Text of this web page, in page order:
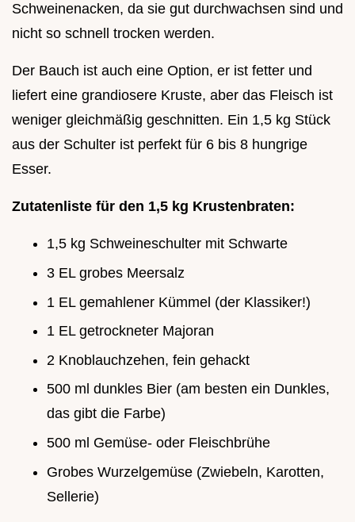
Schweinenacken, da sie gut durchwachsen sind und
nicht so schnell trocken werden.
Der Bauch ist auch eine Option, er ist fetter und
liefert eine grandiosere Kruste, aber das Fleisch ist
weniger gleichmäßig geschnitten. Ein 1,5 kg Stück
aus der Schulter ist perfekt für 6 bis 8 hungrige
Esser.
Zutatenliste für den 1,5 kg Krustenbraten:
1,5 kg Schweineschulter mit Schwarte
3 EL grobes Meersalz
1 EL gemahlener Kümmel (der Klassiker!)
1 EL getrockneter Majoran
2 Knoblauchzehen, fein gehackt
500 ml dunkles Bier (am besten ein Dunkles,
das gibt die Farbe)
500 ml Gemüse- oder Fleischbrühe
Grobes Wurzelgemüse (Zwiebeln, Karotten,
Sellerie)